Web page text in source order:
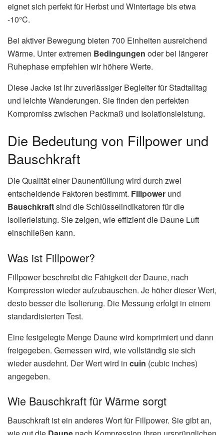
eignet sich perfekt für Herbst und Wintertage bis etwa
-10°C.
Bei aktiver Bewegung bieten 700 Einheiten ausreichend
Wärme. Unter extremen Bedingungen oder bei längerer
Ruhephase empfehlen wir höhere Werte.
Diese Jacke ist Ihr zuverlässiger Begleiter für Stadtalltag
und leichte Wanderungen. Sie finden den perfekten
Kompromiss zwischen Packmaß und Isolationsleistung.
Die Bedeutung von Fillpower und
Bauschkraft
Die Qualität einer Daunenfüllung wird durch zwei
entscheidende Faktoren bestimmt. Fillpower und
Bauschkraftsind die Schlüsselindikatoren für die
Isolierleistung. Sie zeigen, wie effizient die Daune Luft
einschließen kann.
Was ist Fillpower?
Fillpower beschreibt die Fähigkeit der Daune, nach
Kompression wieder aufzubauschen. Je höher dieser Wert,
desto besser die Isolierung. Die Messung erfolgt in einem
standardisierten Test.
Eine festgelegte Menge Daune wird komprimiert und dann
freigegeben. Gemessen wird, wie vollständig sie sich
wieder ausdehnt. Der Wert wird in cuin (cubic inches)
angegeben.
Wie Bauschkraft für Wärme sorgt
Bauschkraft ist ein anderes Wort für Fillpower. Sie gibt an,